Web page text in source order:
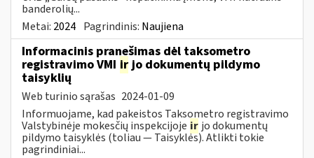
banderolių...
Metai: 2024 Pagrindinis: Naujiena
Informacinis pranešimas dėl taksometro
registravimo VMI irjo dokumentų pildymo
taisyklių
Web turinio sąrašas 2024-01-09
Informuojame, kad pakeistos Taksometro registravimo
Valstybinėje mokesčių inspekcijoje ir jo dokumentų
pildymo taisyklės (toliau — Taisyklės). Atlikti tokie
pagrindiniai...